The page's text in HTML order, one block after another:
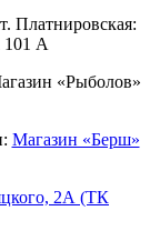
Платнировская:
101 А
«Рыболов»
Магазин «Берш»
2А (ТК